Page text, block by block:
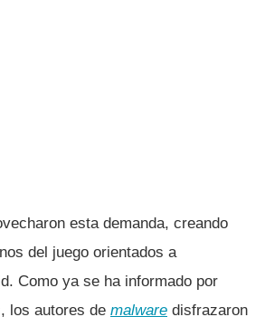
esta demanda, creando
del juego orientados a
Como ya se ha informado por
los autores de malware disfrazaron